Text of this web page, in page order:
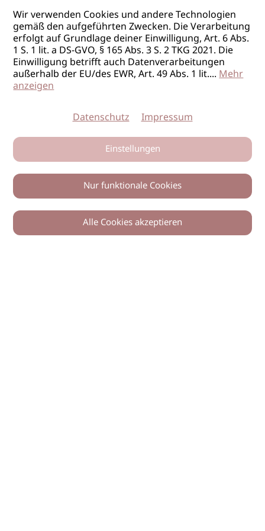
Preisgestaltung
WKO Friseure Tirol
19.10.2026 Innsbruck / T
Beratungstag
Preisgestaltung
WKO Friseure Tirol
Beratungstag
Preisgestaltung
WKO Friseure Tirol
30.11.2026 Innsbruck / T
Wir verwenden Cookies und andere Technologien
gemäß den aufgeführten Zwecken. Die Verarbeitung
erfolgt auf Grundlage deiner Einwilligung, Art. 6 Abs.
1 S. 1 lit. a DS-GVO, § 165 Abs. 3 S. 2 TKG 2021. Die
Einwilligung betrifft auch Datenverarbeitungen
außerhalb der EU/des EWR, Art. 49 Abs. 1 lit....Mehr
anzeigen
Datenschutz Impressum
Einstellungen
Nur funktionale Cookies
Alle Cookies akzeptieren